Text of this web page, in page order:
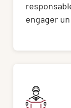
engager